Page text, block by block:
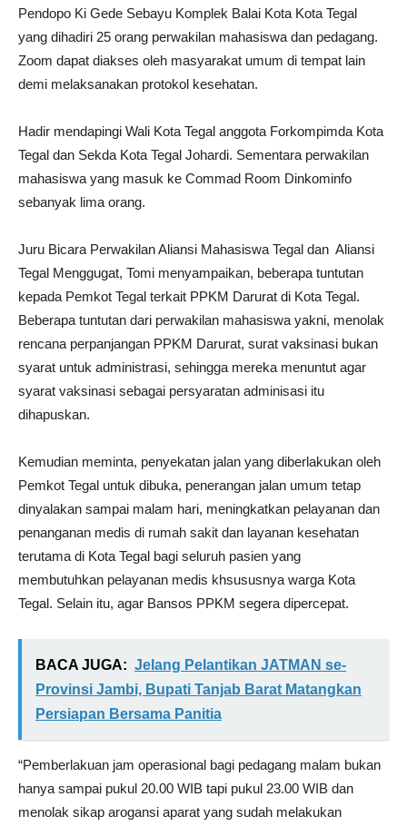
Pendopo Ki Gede Sebayu Komplek Balai Kota Kota Tegal
yang dihadiri 25 orang perwakilan mahasiswa dan pedagang.
Zoom dapat diakses oleh masyarakat umum di tempat lain
demi melaksanakan protokol kesehatan.
Hadir mendapingi Wali Kota Tegal anggota Forkompimda Kota
Tegal dan Sekda Kota Tegal Johardi. Sementara perwakilan
mahasiswa yang masuk ke Commad Room Dinkominfo
sebanyak lima orang.
Juru Bicara Perwakilan Aliansi Mahasiswa Tegal dan Aliansi
Tegal Menggugat, Tomi menyampaikan, beberapa tuntutan
kepada Pemkot Tegal terkait PPKM Darurat di Kota Tegal.
Beberapa tuntutan dari perwakilan mahasiswa yakni, menolak
rencana perpanjangan PPKM Darurat, surat vaksinasi bukan
syarat untuk administrasi, sehingga mereka menuntut agar
syarat vaksinasi sebagai persyaratan adminisasi itu
dihapuskan.
Kemudian meminta, penyekatan jalan yang diberlakukan oleh
Pemkot Tegal untuk dibuka, penerangan jalan umum tetap
dinyalakan sampai malam hari, meningkatkan pelayanan dan
penanganan medis di rumah sakit dan layanan kesehatan
terutama di Kota Tegal bagi seluruh pasien yang
membutuhkan pelayanan medis khsususnya warga Kota
Tegal. Selain itu, agar Bansos PPKM segera dipercepat.
BACA JUGA: Jelang Pelantikan JATMAN se-
Provinsi Jambi, Bupati Tanjab Barat Matangkan
Persiapan Bersama Panitia
“Pemberlakuan jam operasional bagi pedagang malam bukan
hanya sampai pukul 20.00 WIB tapi pukul 23.00 WIB dan
menolak sikap arogansi aparat yang sudah melakukan